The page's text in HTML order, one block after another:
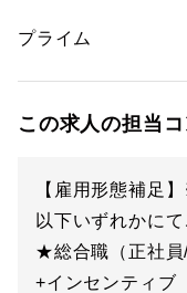
プライム
この求人の担当
【雇用形態補足
以下いずれかに
★総合職（正社
+インセンティブ